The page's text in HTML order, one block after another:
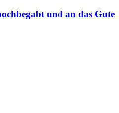
und an das Gute